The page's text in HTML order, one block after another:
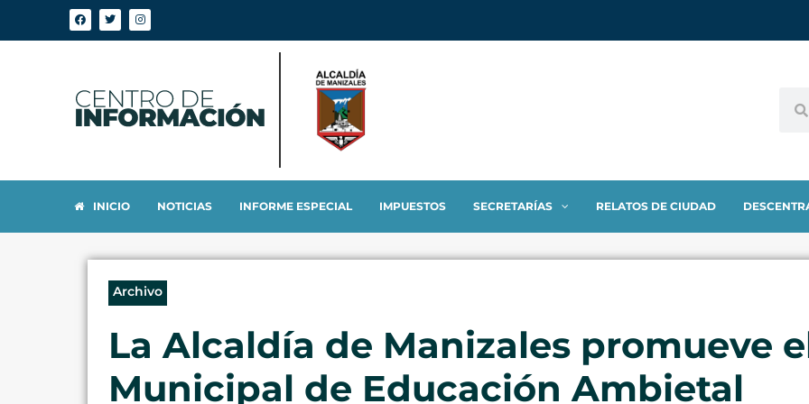
INICIO NOTICIAS INFORME ESPECIAL IMPUESTOS SECRETARÍAS RELATOS DE CIUDAD
Archivo
La Alcaldía de Manizales promueve
Municipal de Educación Ambietal